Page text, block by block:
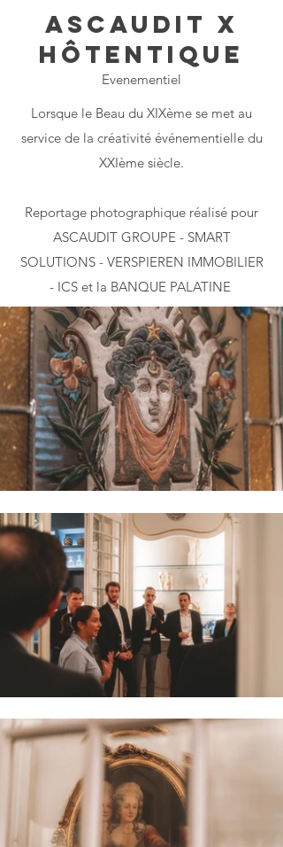
ASCAUDIT x
HôTENTIQUE
Evenementiel
Lorsque le Beau du XIXème se met au
service de la créativité événementielle du
XXIème siècle.
Reportage photographique réalisé pour
ASCAUDIT GROUPE - SMART
SOLUTIONS - VERSPIEREN IMMOBILIER
- ICS et la BANQUE PALATINE